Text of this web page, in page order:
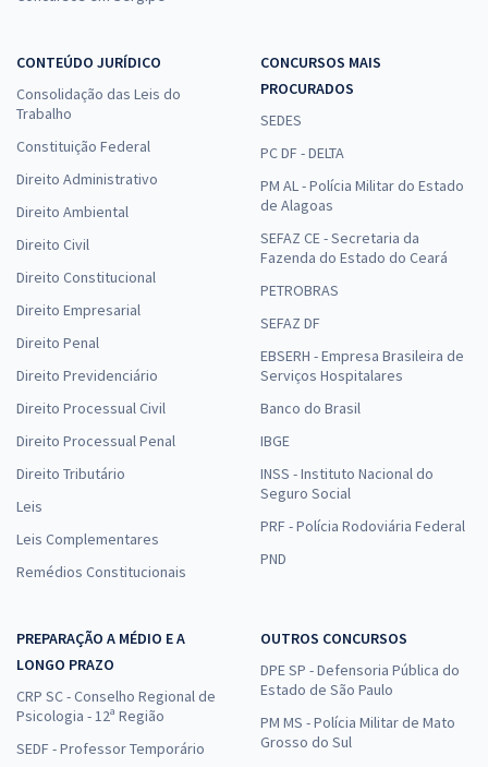
CONTEÚDO JURÍDICO
Consolidação das Leis do
Trabalho
Constituição Federal
Direito Administrativo
Direito Ambiental
Direito Civil
Direito Constitucional
Direito Empresarial
Direito Penal
Direito Previdenciário
Direito Processual Civil
Direito Processual Penal
Direito Tributário
Leis
Leis Complementares
Remédios Constitucionais
CONCURSOS MAIS
PROCURADOS
SEDES
PC DF - DELTA
PM AL - Polícia Militar do Estado
de Alagoas
SEFAZ CE - Secretaria da
Fazenda do Estado do Ceará
PETROBRAS
SEFAZ DF
EBSERH - Empresa Brasileira de
Serviços Hospitalares
Banco do Brasil
IBGE
INSS - Instituto Nacional do
Seguro Social
PRF - Polícia Rodoviária Federal
PND
PREPARAÇÃO A MÉDIO E A
LONGO PRAZO
CRP SC - Conselho Regional de
Psicologia - 12ª Região
SEDF - Professor Temporário
OUTROS CONCURSOS
DPE SP - Defensoria Pública do
Estado de São Paulo
PM MS - Polícia Militar de Mato
Grosso do Sul